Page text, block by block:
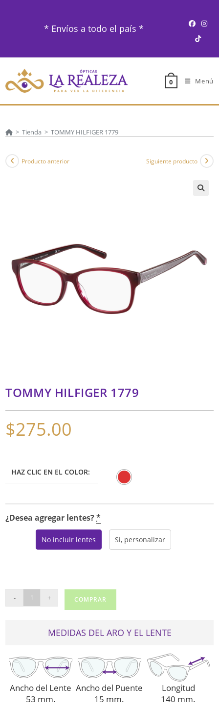
* Envíos a todo el país *
0 Menú
> Tienda > TOMMY HILFIGER 1779
Producto anterior Siguiente producto
TOMMY HILFIGER 1779
$275.00
HAZ CLIC EN EL COLOR:
¿Desea agregar lentes?*
No incluir lentes Si, personalizar
TOMMY
HILFIGER
- + COMPRAR
MEDIDAS DEL ARO Y EL LENTE
Ancho del Lente
53 mm.
Ancho del Puente
15 mm.
Longitud
140 mm.